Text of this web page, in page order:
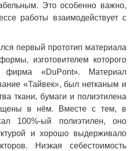
Это особенно важно,
работы взаимодействует с
первый прототип материала
изготовителем которого
фирма «DuPont». Материал
«Тайвек», был нетканым и
ткани, бумаги и полиэтилена
в нём. Вместе с тем, в
100%-ый полиэтилен, оно
и хорошо выдерживало
Низкая себестоимость